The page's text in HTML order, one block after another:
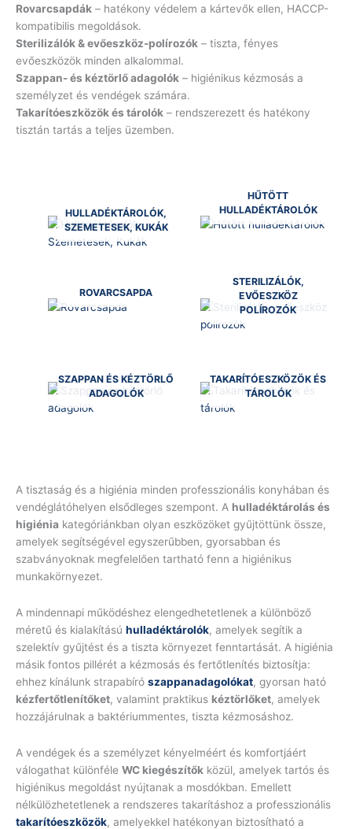
Rovarcsapdák – hatékony védelem a kártevők ellen, HACCP-
kompatibilis megoldások.
Sterilizálók & evőeszköz-polírozók – tiszta, fényes
evőeszközök minden alkalommal.
Szappan- és kéztörlő adagolók – higiénikus kézmosás a
személyzet és vendégek számára.
Takarítóeszközök és tárolók – rendszerezett és hatékony
tisztán tartás a teljes üzemben.
HULLADÉKTÁROLÓK,
SZEMETESEK, KUKÁK
HŰTÖTT
HULLADÉKTÁROLÓK
ROVARCSAPDA
STERILIZÁLÓK,
EVŐESZKÖZ
POLÍROZÓK
SZAPPAN ÉS KÉZTÖRLŐ
ADAGOLÓK
TAKARÍTÓESZKÖZÖK ÉS
TÁROLÓK
A tisztaság és a higiénia minden professzionális konyhában és
vendéglátóhelyen elsődleges szempont. A hulladéktárolás és
higiénia kategóriánkban olyan eszközöket gyűjtöttünk össze,
amelyek segítségével egyszerűbben, gyorsabban és
szabványoknak megfelelően tartható fenn a higiénikus
munkakörnyezet.
A mindennapi működéshez elengedhetetlenek a különböző
méretű és kialakítású hulladéktárolók, amelyek segítik a
szelektív gyűjtést és a tiszta környezet fenntartását. A higiénia
másik fontos pillérét a kézmosás és fertőtlenítés biztosítja:
ehhez kínálunk strapabíró szappanadagolókat, gyorsan ható
kézfertőtlenítőket, valamint praktikus kéztörlőket, amelyek
hozzájárulnak a baktériummentes, tiszta kézmosáshoz.
A vendégek és a személyzet kényelméért és komfortjáért
válogathat különféle WC kiegészítők közül, amelyek tartós és
higiénikus megoldást nyújtanak a mosdókban. Emellett
nélkülözhetetlenek a rendszeres takarításhoz a professzionális
takarítóeszközök, amelyekkel hatékonyan biztosítható a